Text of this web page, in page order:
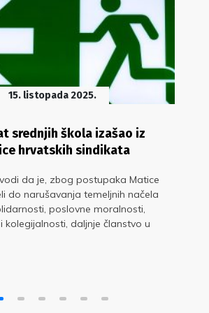
15. listopada 2025.
srednjih škola izašao iz
hrvatskih sindikata
da je, zbog postupaka Matice
do narušavanja temeljnih načela
poslovne moralnosti,
kolegijalnosti, daljnje članstvo u